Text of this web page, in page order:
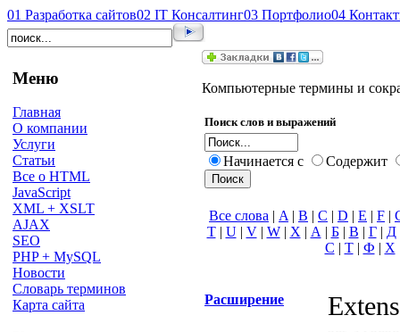
01 Разработка сайтов02 IT Консалтинг03 Портфолио04
Меню
Главная
О компании
Услуги
Статьи
Все о HTML
JavaScript
XML + XSLT
AJAX
SEO
PHP + MySQL
Новости
Словарь терминов
Карта сайта
Компьютерные термины и
Поиск слов и выражений
Начинается с Содержит
Все слова | A | B | C | D | E | F |
T| U| V| W| X | А | Б| В | Г| Д
С | Т| Ф | Х
Расширение